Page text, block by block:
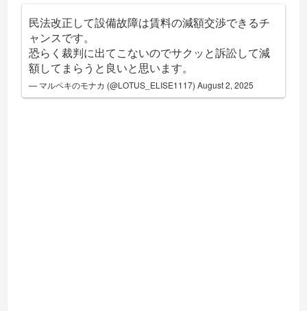
民法改正して設備故障は賃料の減額交渉できるチ
ャンスです。
恐らく裁判に出てこないのでサクッと訴訟して減
額してまらうと良いと思います。
— マルペキのモナカ (@LOTUS_ELISE1117)August 2, 2025